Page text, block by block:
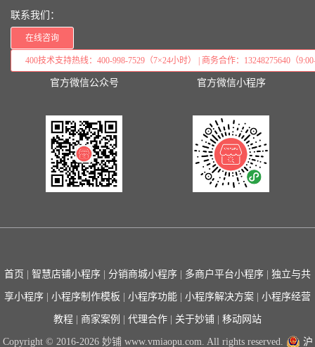
联系我们：
在线咨询
400技术支持热线：400-998-7529（7×24小时） | 商务合作：13248275640（
官方微信公众号 官方微信小程序
首页 智慧店铺小程序 分销商城小程序 多商户平台小程序 独立与共
享小程序 小程序制作模板 小程序功能 小程序解决方案 小程序经营
教程 商家案例 代理合作 关于妙铺 移动网站
Copyright © 2016-2026 妙铺 www.vmiaopu.com. All rights reserved. 沪